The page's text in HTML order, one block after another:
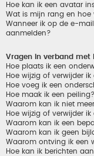
Hoe kan ik een avatar
Wat is mijn rang en hoe
Wanneer ik op de e-
aanmelden?
Vragen in verband met
Hoe plaats ik een
Hoe wijzig of verwijder ik
Hoe voeg ik een
Hoe maak ik een peiling?
Waarom kan ik niet
Hoe wijzig of verwijder
Waarom kan ik een
Waarom kan ik geen
Waarom ontving ik een
Hoe kan ik berichten